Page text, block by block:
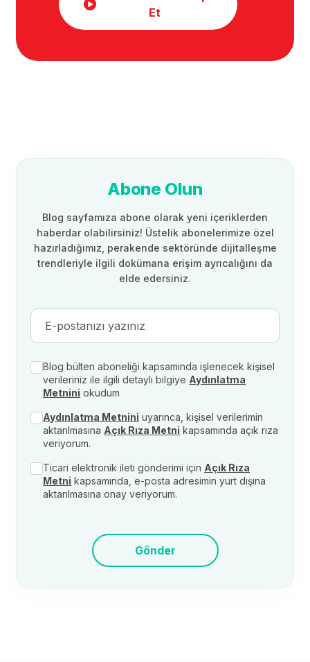
Et
Abone Olun
Blog sayfamıza abone olarak yeni içeriklerden
haberdar olabilirsiniz! Üstelik abonelerimize özel
hazırladığımız, perakende sektöründe dijitalleşme
trendleriyle ilgili dokümana erişim ayrıcalığını da
elde edersiniz.
Blog bülten aboneliği kapsamında işlenecek kişisel
verileriniz ile ilgili detaylı bilgiye Aydınlatma
Metnini okudum
Aydınlatma Metnini uyarınca, kişisel verilerimin
aktarılmasına Açık Rıza Metni kapsamında açık rıza
veriyorum.
Ticari elektronik ileti gönderimi için Açık Rıza
Metni kapsamında, e-posta adresimin yurt dışına
aktarılmasına onay veriyorum.
Gönder